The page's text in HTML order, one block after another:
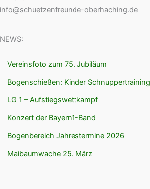
info@schuetzenfreunde-oberhaching.de
NEWS:
Vereinsfoto zum 75. Jubiläum
Bogenschießen: Kinder Schnuppertraining
LG 1 – Aufstiegswettkampf
Konzert der Bayern1-Band
Bogenbereich Jahrestermine 2026
Maibaumwache 25. März